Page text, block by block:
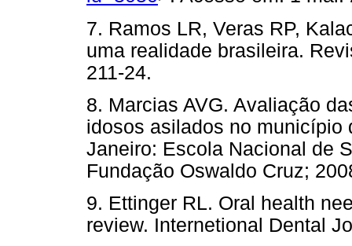
7. Ramos LR, Veras RP,
uma realidade brasileira.
211-24.
8. Marcias AVG. Avaliação
idosos asilados no município
Janeiro: Escola Nacional de
Fundação Oswaldo Cruz;
9. Ettinger RL. Oral health
review. Internetional Dental